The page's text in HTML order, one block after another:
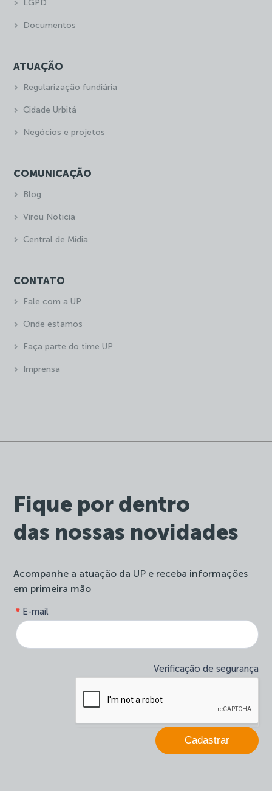
Fique por dentro
das nossas novidades
Acompanhe a atuação da UP e receba informações
em primeira mão
site-
newsletter
E-mail
*
Verificação de segurança
Cadastrar
você
é
humano,
este
campo
branco.
LGPD
Documentos
ATUAÇÃO
Regularização fundiária
Cidade Urbitá
Negócios e projetos
COMUNICAÇÃO
Blog
Virou Notícia
Central de Mídia
CONTATO
Fale com a UP
Onde estamos
Faça parte do time UP
Imprensa